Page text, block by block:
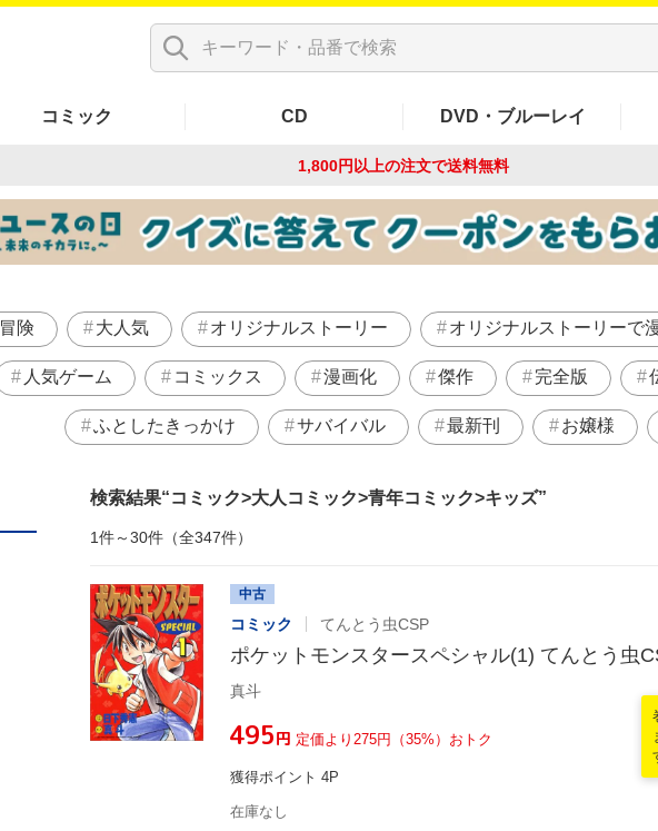
コミック CD DVD・ブルーレイ
1,800円以上の注文で送料無料
冒険 大人気 オリジナルストーリー オリジナルストーリーで
人気ゲーム コミックス 漫画化 傑作 完全版
ふとしたきっかけ サバイバル 最新刊 お嬢様
検索結果 コミック>大人コミック>青年コミック>キッズ
1件～30件（全347件）
中古
コミック てんとう虫CSP
ポケットモンスタースペシャル(1) てんとう虫
真斗
¥495円 定価より275円（35%）おトク
獲得ポイント 4P
在庫なし